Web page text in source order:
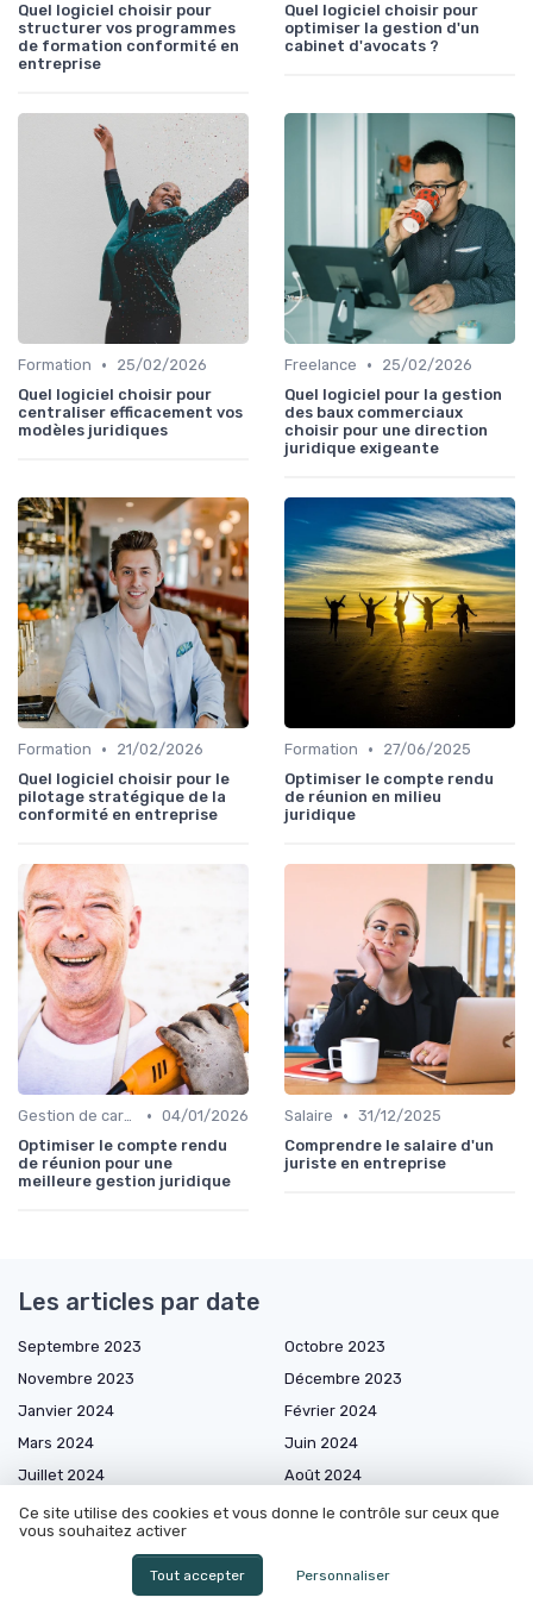
Quel logiciel choisir pour
structurer vos programmes
de formation conformité en
entreprise
Quel logiciel choisir pour
optimiser la gestion d'un
cabinet d'avocats ?
Formation •
25/02/2026
Quel logiciel choisir pour
centraliser efficacement vos
modèles juridiques
Freelance •
25/02/2026
Quel logiciel pour la gestion
des baux commerciaux
choisir pour une direction
juridique exigeante
Formation •
21/02/2026
Quel logiciel choisir pour le
pilotage stratégique de la
conformité en entreprise
Formation •
27/06/2025
Optimiser le compte rendu
de réunion en milieu
juridique
Gestion de carrière • 04/01/2026
Optimiser le compte rendu
de réunion pour une
meilleure gestion juridique
Salaire • 31/12/2025
Comprendre le salaire d'un
juriste en entreprise
Les articles par date
Septembre 2023
Octobre 2023
Novembre 2023
Décembre 2023
Janvier 2024
Février 2024
Mars 2024
Juin 2024
Juillet 2024
Août 2024
Septembre 2024
Octobre 2024
Décembre 2024
Mars 2025
Ce site utilise des cookies et vous donne le contrôle sur ceux que
vous souhaitez activer
Tout accepter Personnaliser